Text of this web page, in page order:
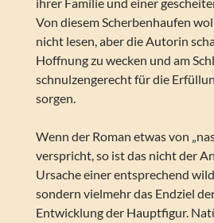
Von diesem Scherbenhaufen
nicht lesen, aber die Autorin
Hoffnung zu wecken und am
schnulzengerecht für die
sorgen.
Wenn der Roman etwas von
verspricht, so ist das nicht der
Ursache einer entsprechend
sondern vielmehr das Endziel
Entwicklung der Hauptfigur.